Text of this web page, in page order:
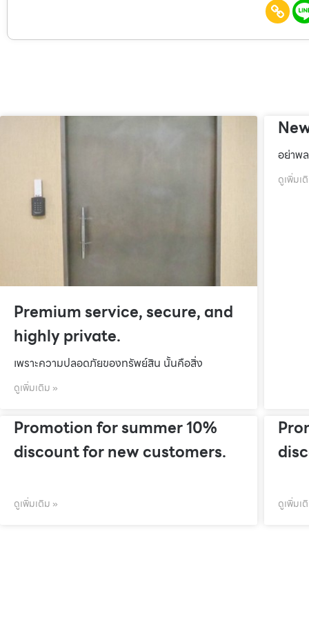
Premium service, secure, and
highly private.
เพราะความปลอดภัยของทรัพย์สิน นั้นคือสิ่ง
ดูเพิ่มเติม »
อย่าพ
ดูเพิ่มเ
Promotion for summer 10%
discount for new customers.
ดูเพิ่มเติม » ดูเพิ่มเ